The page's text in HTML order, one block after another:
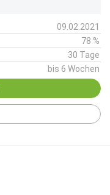
09.02.2021
78 %
30 Tage
bis 6 Wochen